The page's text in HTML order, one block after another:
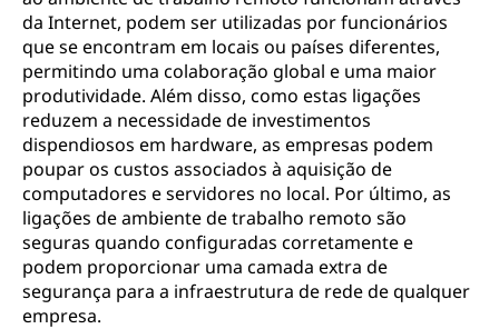
da Internet, podem ser utilizadas por funcionários
que se encontram em locais ou países diferentes,
permitindo uma colaboração global e uma maior
produtividade. Além disso, como estas ligações
reduzem a necessidade de investimentos
dispendiosos em hardware, as empresas podem
poupar os custos associados à aquisição de
computadores e servidores no local. Por último, as
ligações de ambiente de trabalho remoto são
seguras quando configuradas corretamente e
podem proporcionar uma camada extra de
segurança para a infraestrutura de rede de qualquer
empresa.